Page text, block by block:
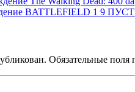
BATTLEFIELD 1 9
Обязательные поля